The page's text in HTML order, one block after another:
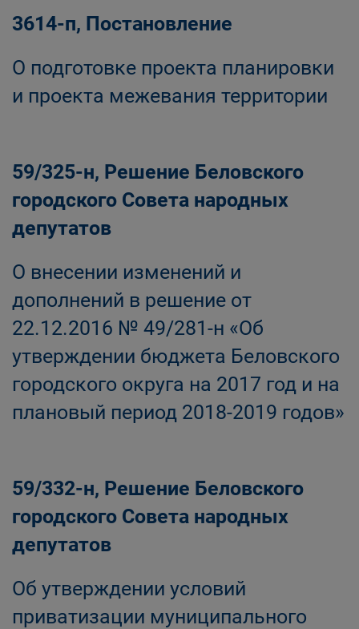
3614-п, Постановление
О подготовке проекта планировки
и проекта межевания территории
59/325-н, Решение Беловского
городского Совета народных
депутатов
О внесении изменений и
дополнений в решение от
22.12.2016 № 49/281-н «Об
утверждении бюджета Беловского
городского округа на 2017 год и на
плановый период 2018-2019 годов»
59/332-н, Решение Беловского
городского Совета народных
депутатов
Об утверждении условий
приватизации муниципального